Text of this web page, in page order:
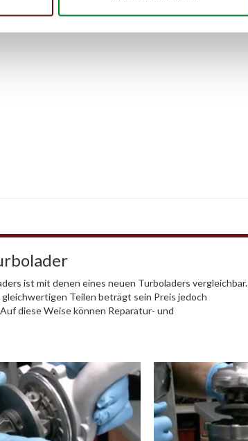
ist mit denen eines neuen Turboladers vergleichbar.
Teilen beträgt sein Preis jedoch
diese Weise können Reparatur- und